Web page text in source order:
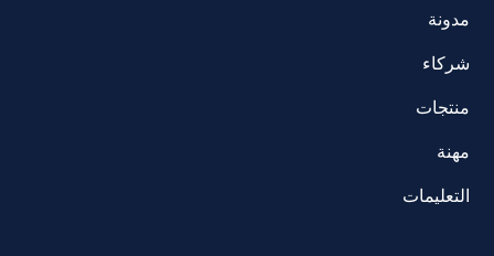
مدونة
شركاء
منتجات
مهنة
التعليمات